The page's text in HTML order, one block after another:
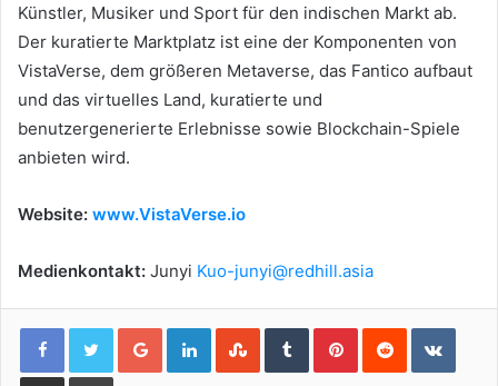
Künstler, Musiker und Sport für den indischen Markt ab.
Der kuratierte Marktplatz ist eine der Komponenten von
VistaVerse, dem größeren Metaverse, das Fantico aufbaut
und das virtuelles Land, kuratierte und
benutzergenerierte Erlebnisse sowie Blockchain-Spiele
anbieten wird.
Website: www.VistaVerse.io
Medienkontakt: Junyi Kuo-junyi@redhill.asia
Google+LinkedInStumbleUpon
TumblrPinterestReddit
Share via Email Print